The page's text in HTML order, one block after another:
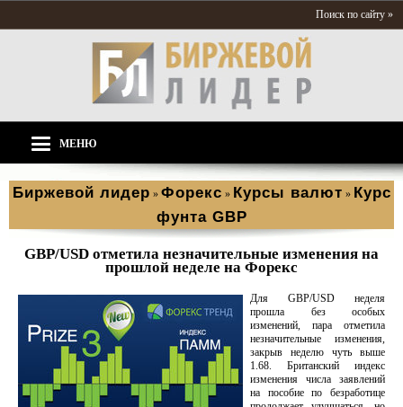
Поиск по сайту »
МЕНЮ
Биржевой лидер » Форекс » Курсы валют » Курс
фунта GBP
GBP/USD отметила незначительные изменения на
прошлой неделе на Форекс
Для GBP/USD неделя
прошла без особых
изменений, пара отметила
незначительные изменения,
закрыв неделю чуть выше
1.68. Британский индекс
изменения числа заявлений
на пособие по безработице